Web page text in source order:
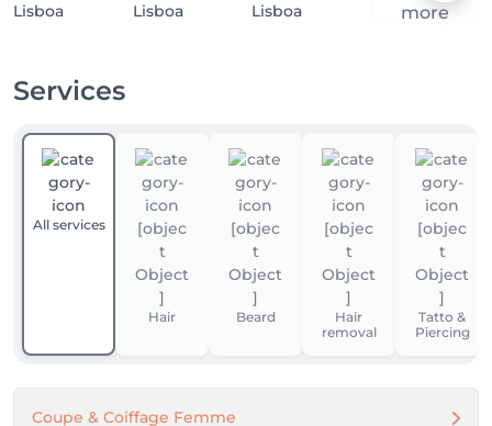
more
Services
All services
Hair Beard
Hair
removal
Tatto &
Piercing
Coupe & Coiffage Femme